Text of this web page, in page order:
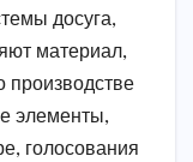
досуга,
материал,
производстве
элементы,
голосования